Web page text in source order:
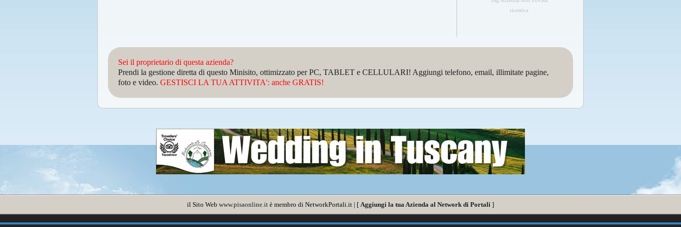
ricettiva
Sei il proprietario di questa azienda?
Prendi la gestione diretta di questo Minisito, ottimizzato per PC, TABLET e CELLULARI! Aggiungi telefono, email, illimitate pagine,
foto e video. GESTISCI LA TUA ATTIVITA': anche GRATIS!
il Sito Web www.pisaonline.it è membro di NetworkPortali.it | [ Aggiungi la tua Azienda al Network di Portali ]